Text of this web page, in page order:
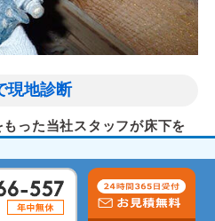
現地診断
った当社スタッフが床下を
します。